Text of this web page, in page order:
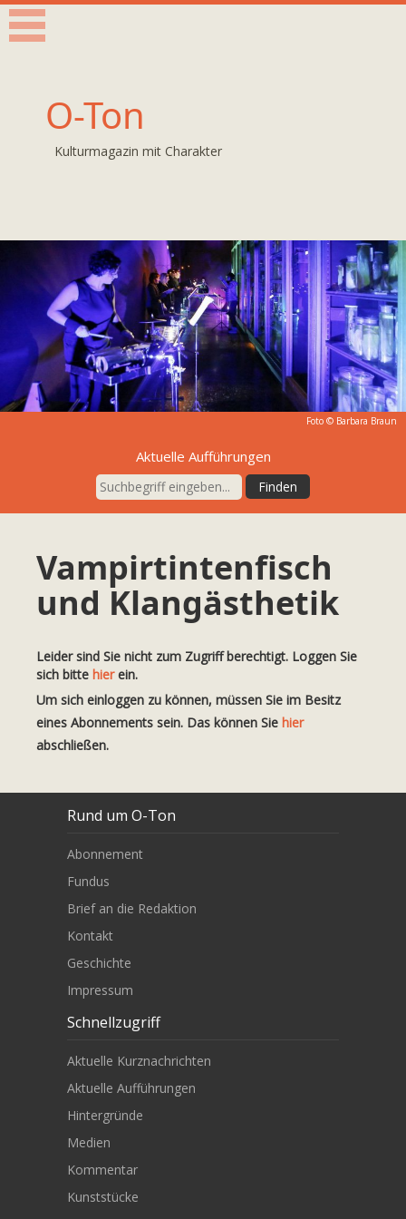
O-Ton
Kulturmagazin mit Charakter
Foto © Barbara Braun
Aktuelle Aufführungen
Vampirtintenfisch
und Klangästhetik
Leider sind Sie nicht zum Zugriff berechtigt. Loggen Sie
sich bitte hierein.
Um sich einloggen zu können, müssen Sie im Besitz
eines Abonnements sein. Das können Sie hier
abschließen.
Rund um O-Ton
Abonnement
Fundus
Brief an die Redaktion
Kontakt
Geschichte
Impressum
Schnellzugriff
Aktuelle Kurznachrichten
Aktuelle Aufführungen
Hintergründe
Medien
Kommentar
Kunststücke